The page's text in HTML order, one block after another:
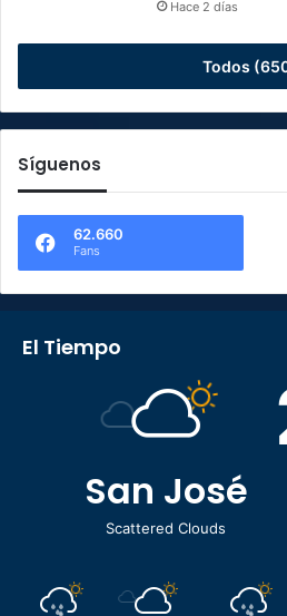
Hace 2 días
Todos
Síguenos
62.660
Fans
El Tiempo
San José
Scattered Clouds